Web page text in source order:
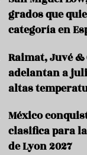
grados que
categoría en
Raimat, Juvé &
adelantan a
altas
México
clasifica para
de Lyon 2027